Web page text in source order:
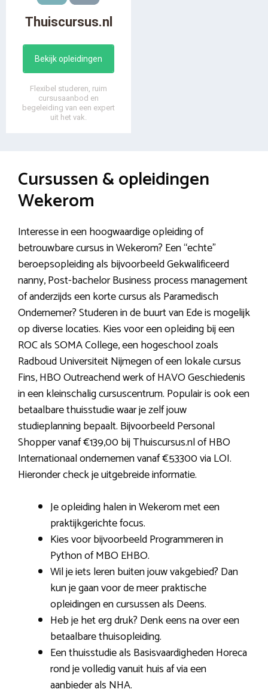
Thuiscursus.nl
Bekijk opleidingen
Flexibel studeren, ruim
cursusaanbod en
begeleiding van een expert
uit het vak.
Cursussen & opleidingen
Wekerom
Interesse in een hoogwaardige opleiding of
betrouwbare cursus in Wekerom? Een “echte”
beroepsopleiding als bijvoorbeeld Gekwalificeerd
nanny, Post-bachelor Business process management
of anderzijds een korte cursus als Paramedisch
Ondernemer? Studeren in de buurt van Ede is mogelijk
op diverse locaties. Kies voor een opleiding bij een
ROC als SOMA College, een hogeschool zoals
Radboud Universiteit Nijmegen of een lokale cursus
Fins, HBO Outreachend werk of HAVO Geschiedenis
in een kleinschalig cursuscentrum. Populair is ook een
betaalbare thuisstudie waar je zelf jouw
studieplanning bepaalt. Bijvoorbeeld Personal
Shopper vanaf €139,00 bij Thuiscursus.nl of HBO
Internationaal ondernemen vanaf €53300 via LOI.
Hieronder check je uitgebreide informatie.
Je opleiding halen in Wekerom met een
praktijkgerichte focus.
Kies voor bijvoorbeeld Programmeren in
Python of MBO EHBO.
Wil je iets leren buiten jouw vakgebied? Dan
kun je gaan voor de meer praktische
opleidingen en cursussen als Deens.
Heb je het erg druk? Denk eens na over een
betaalbare thuisopleiding.
Een thuisstudie als Basisvaardigheden Horeca
rond je volledig vanuit huis af via een
aanbieder als NHA.